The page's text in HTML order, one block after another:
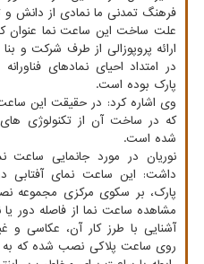
فرهنگ تمدنی ما نمادی از دانش و
علت ساخت این ساعت نما عنوان
ارائه پروپوزالی از طرف شرکت و
در امتداد احیای نمادهای
پارک بوده است.
وی اشاره کرد: در حقیقت این
که در ساخت آن از تکنولوژی
شده است.
نوریان در مورد جانمایی ساعت
داشت: این ساعت نمای آفتابی
پارک، بر سکوی مرکزی مجموعه
مشاهده ساعت نما از فاصله دور
آشنایی با طرز کار آن، عکاسی و
روی ساعت پلاکی نصب شده که به